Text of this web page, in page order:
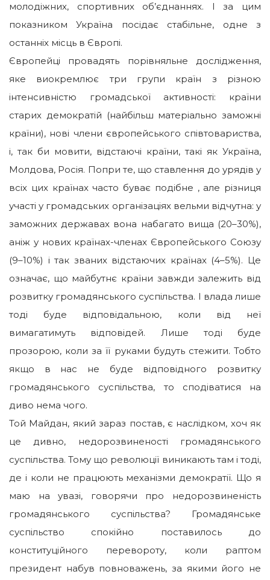
молодіжних, спортивних об’єднаннях. І за цим
показником Україна посідає стабільне, одне з
останніх місць в Європі.
Європейці провадять порівняльне дослідження,
яке виокремлює три групи країн з різною
інтенсивністю громадської активності: країни
старих демократій (найбільш матеріально заможні
країни), нові члени європейського співтовариства,
і, так би мовити, відстаючі країни, такі як Україна,
Молдова, Росія. Попри те, що ставлення до урядів у
всіх цих країнах часто буває подібне , але різниця
участі у громадських організаціях вельми відчутна: у
заможних державах вона набагато вища (20–30%),
аніж у нових країнах-членах Європейського Союзу
(9–10%) і так званих відстаючих країнах (4–5%). Це
означає, що майбутнє країни завжди залежить від
розвитку громадянського суспільства. І влада лише
тоді буде відповідальною, коли від неї
вимагатимуть відповідей. Лише тоді буде
прозорою, коли за її руками будуть стежити. Тобто
якщо в нас не буде відповідного розвитку
громадянського суспільства, то сподіватися на
диво нема чого.
Той Майдан, який зараз постав, є наслідком, хоч як
це дивно, недорозвиненості громадянського
суспільства. Тому що революції виникають там і тоді,
де і коли не працюють механізми демократії. Що я
маю на увазі, говорячи про недорозвиненість
громадянського суспільства? Громадянське
суспільство спокійно поставилось до
конституційного перевороту, коли раптом
президент набув повноважень, за якими його не